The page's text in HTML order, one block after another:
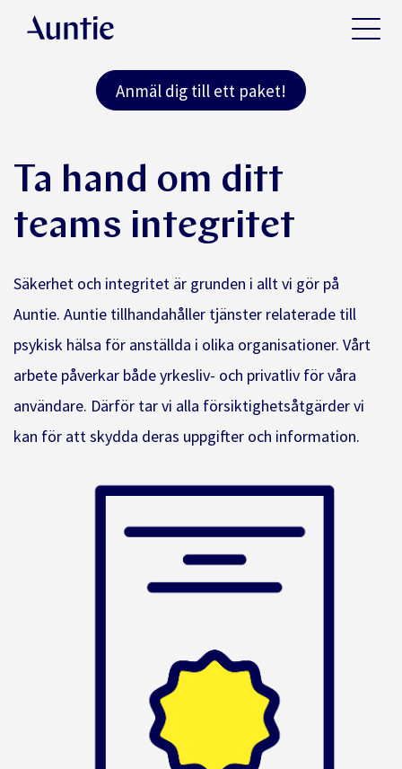
Anmäl dig till ett paket!
Ta hand om ditt
teams integritet
Säkerhet och integritet är grunden i allt vi gör på
Auntie. Auntie tillhandahåller tjänster relaterade till
psykisk hälsa för anställda i olika organisationer. Vårt
arbete påverkar både yrkesliv- och privatliv för våra
användare. Därför tar vi alla försiktighetsåtgärder vi
kan för att skydda deras uppgifter och information.